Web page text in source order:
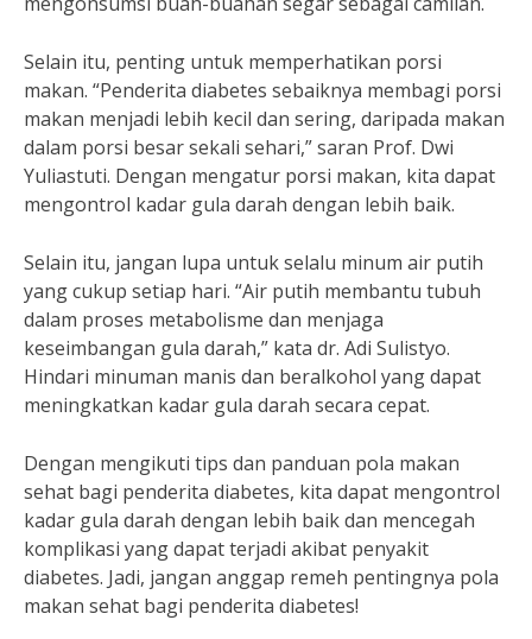
Selain itu, penting untuk memperhatikan porsi
makan. “Penderita diabetes sebaiknya membagi porsi
makan menjadi lebih kecil dan sering, daripada makan
dalam porsi besar sekali sehari,” saran Prof. Dwi
Yuliastuti. Dengan mengatur porsi makan, kita dapat
mengontrol kadar gula darah dengan lebih baik.
Selain itu, jangan lupa untuk selalu minum air putih
yang cukup setiap hari. “Air putih membantu tubuh
dalam proses metabolisme dan menjaga
keseimbangan gula darah,” kata dr. Adi Sulistyo.
Hindari minuman manis dan beralkohol yang dapat
meningkatkan kadar gula darah secara cepat.
Dengan mengikuti tips dan panduan pola makan
sehat bagi penderita diabetes, kita dapat mengontrol
kadar gula darah dengan lebih baik dan mencegah
komplikasi yang dapat terjadi akibat penyakit
diabetes. Jadi, jangan anggap remeh pentingnya pola
makan sehat bagi penderita diabetes!